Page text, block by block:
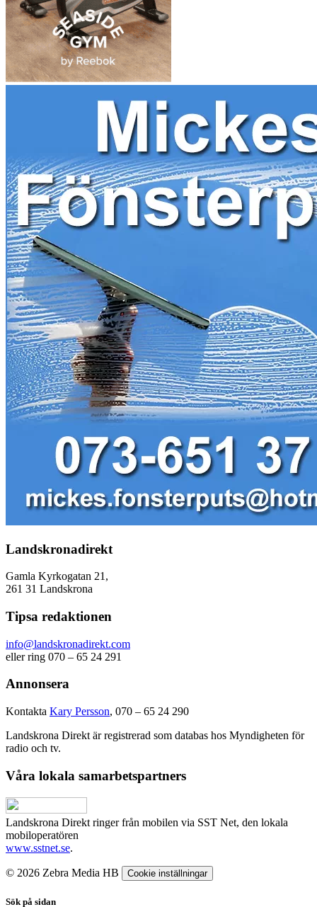
Landskronadirekt
Gamla Kyrkogatan 21,
261 31 Landskrona
Tipsa redaktionen
info@landskronadirekt.com
eller ring 070 – 65 24 291
Annonsera
Kontakta Kary Persson, 070 – 65 24 290
Landskrona Direkt är registrerad som databas hos Myndigheten för
radio och tv.
Våra lokala samarbetspartners
Landskrona Direkt ringer från mobilen via SST Net, den lokala
mobiloperatören
www.sstnet.se.
© 2026 Zebra Media HB Cookie inställningar
Sök på sidan